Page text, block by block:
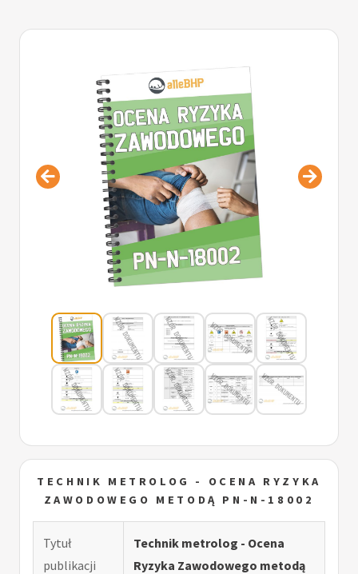
TECHNIK METROLOG - OCENA RYZYKA
ZAWODOWEGO METODĄ PN-N-18002
Tytuł
publikacji
Technik metrolog - Ocena
Ryzyka Zawodowego metodą